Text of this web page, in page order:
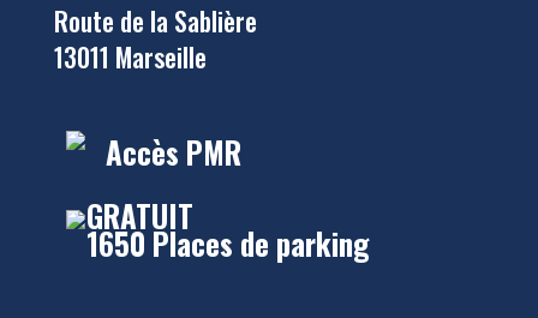
Route de la Sablière
13011 Marseille
Accès PMR
GRATUIT
1650 Places de parking